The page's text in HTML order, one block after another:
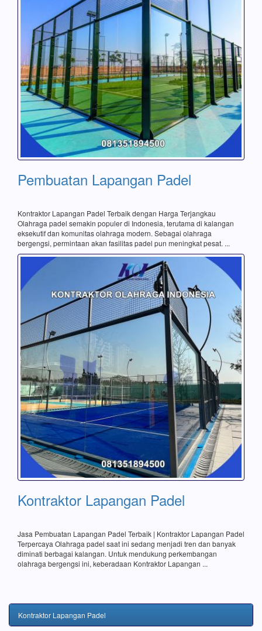
Pembuatan Lapangan Padel
Kontraktor Lapangan Padel Terbaik dengan Harga Terjangkau
Olahraga padel semakin populer di Indonesia, terutama di kalangan
eksekutif dan komunitas olahraga modern. Sebagai olahraga
bergengsi, permintaan akan fasilitas padel pun meningkat pesat. ...
Kontraktor Lapangan Padel
Jasa Pembuatan Lapangan Padel Terbaik | Kontraktor Lapangan Padel
Terpercaya Olahraga padel saat ini sedang menjadi tren dan banyak
diminati berbagai kalangan. Untuk mendukung perkembangan
olahraga bergengsi ini, keberadaan Kontraktor Lapangan ...
Kontraktor Lapangan Padel